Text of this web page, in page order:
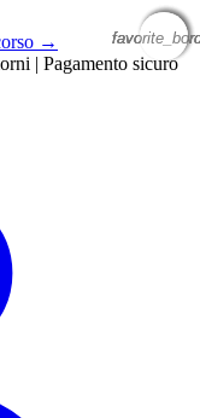
→
| Pagamento sicuro